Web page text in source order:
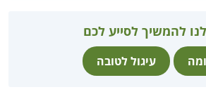
להמשיך לסייע לכם
עיגול לטובה